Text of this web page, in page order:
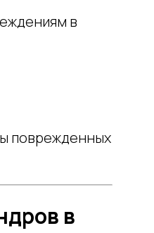
в
поврежденных
в